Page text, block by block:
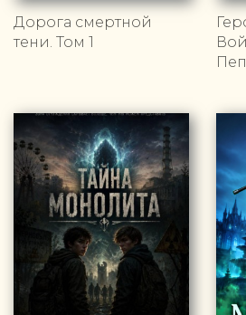
Дорога смертной
тени. Том 1